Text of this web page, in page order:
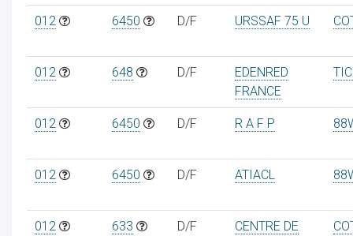
012 6450 D/F URSSAF 75 U
012 648 D/F
EDENRED
FRANCE
012 6450 D/F R A F P
012 6450 D/F ATIACL
012 633 D/F
CENTRE DE